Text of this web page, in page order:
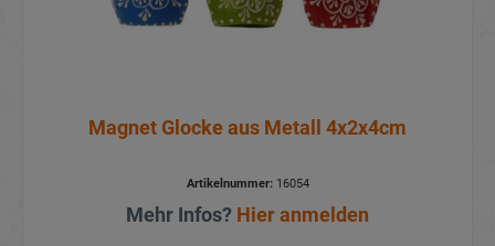
Magnet Glocke aus Metall 4x2x4cm
Artikelnummer:16054
Mehr Infos? Hier anmelden